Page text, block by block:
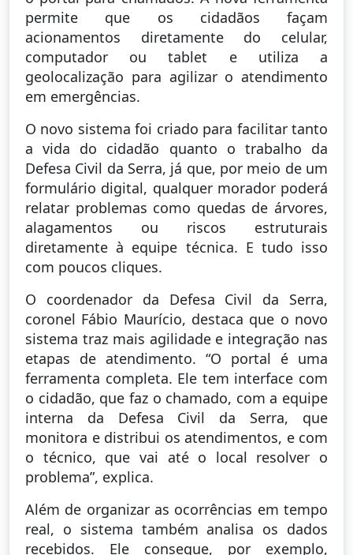
permite que os cidadãos façam
acionamentos diretamente do celular,
computador ou tablet e utiliza a
geolocalização para agilizar o atendimento
em emergências.
O novo sistema foi criado para facilitar tanto
a vida do cidadão quanto o trabalho da
Defesa Civil da Serra, já que, por meio de um
formulário digital, qualquer morador poderá
relatar problemas como quedas de árvores,
alagamentos ou riscos estruturais
diretamente à equipe técnica. E tudo isso
com poucos cliques.
O coordenador da Defesa Civil da Serra,
coronel Fábio Maurício, destaca que o novo
sistema traz mais agilidade e integração nas
etapas de atendimento. “O portal é uma
ferramenta completa. Ele tem interface com
o cidadão, que faz o chamado, com a equipe
interna da Defesa Civil da Serra, que
monitora e distribui os atendimentos, e com
o técnico, que vai até o local resolver o
problema”, explica.
Além de organizar as ocorrências em tempo
real, o sistema também analisa os dados
recebidos. Ele consegue, por exemplo,